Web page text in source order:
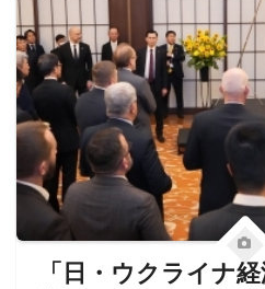
「日・ウクライナ